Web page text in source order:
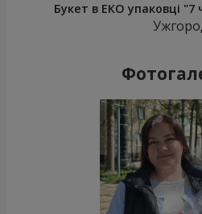
Букет в ЕКО упаковці